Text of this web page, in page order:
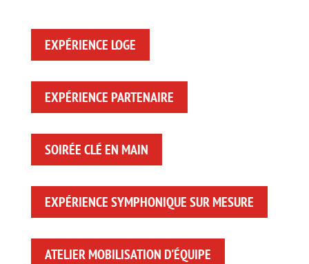
EXPÉRIENCE LOGE
EXPÉRIENCE PARTENAIRE
SOIRÉE CLÉ EN MAIN
EXPÉRIENCE SYMPHONIQUE SUR MESURE
ATELIER MOBILISATION D'ÉQUIPE